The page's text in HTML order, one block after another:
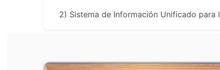
2) Sistema de Información Unificado para